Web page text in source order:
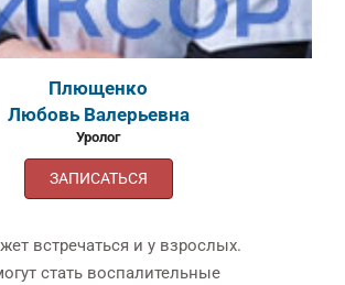
Плющенко
Любовь Валерьевна
Уролог
ЗАПИСАТЬСЯ
встречаться и у взрослых.
стать воспалительные